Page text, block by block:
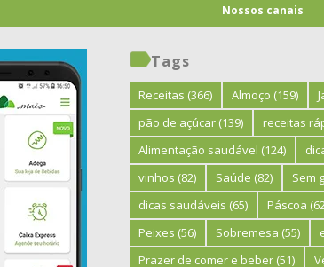
Nossos canais
Tags
Receitas (366) Almoço (159)
pão de açúcar (139) receitas
Alimentação saudável (124)
vinhos (82) Saúde (82) Sem
dicas saudáveis (65) Páscoa
Peixes (56) Sobremesa (55)
Prazer de comer e beber (51)